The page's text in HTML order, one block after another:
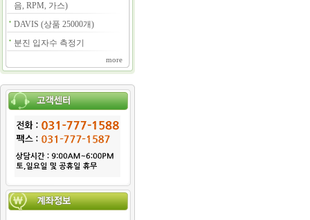
음, RPM, 가스)
DAVIS (상품 25000개)
분진 입자수 측정기
more